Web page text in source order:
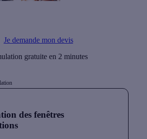
Je demande mon devis
gratuite en 2 minutes
des fenêtres